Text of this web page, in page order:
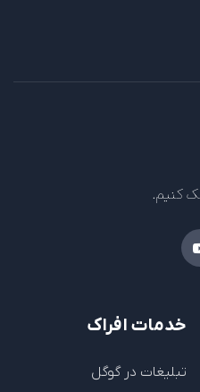
کنیم.
خدمات افراک
تبلیغات در گوگل